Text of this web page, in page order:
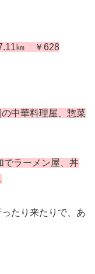
㎞ ￥628
中華料理屋、惣菜
ラーメン屋、丼
たり来たりで、あ